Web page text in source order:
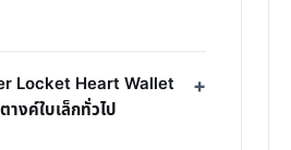
Locket Heart Wallet
างค์ใบเล็กทั่วไป